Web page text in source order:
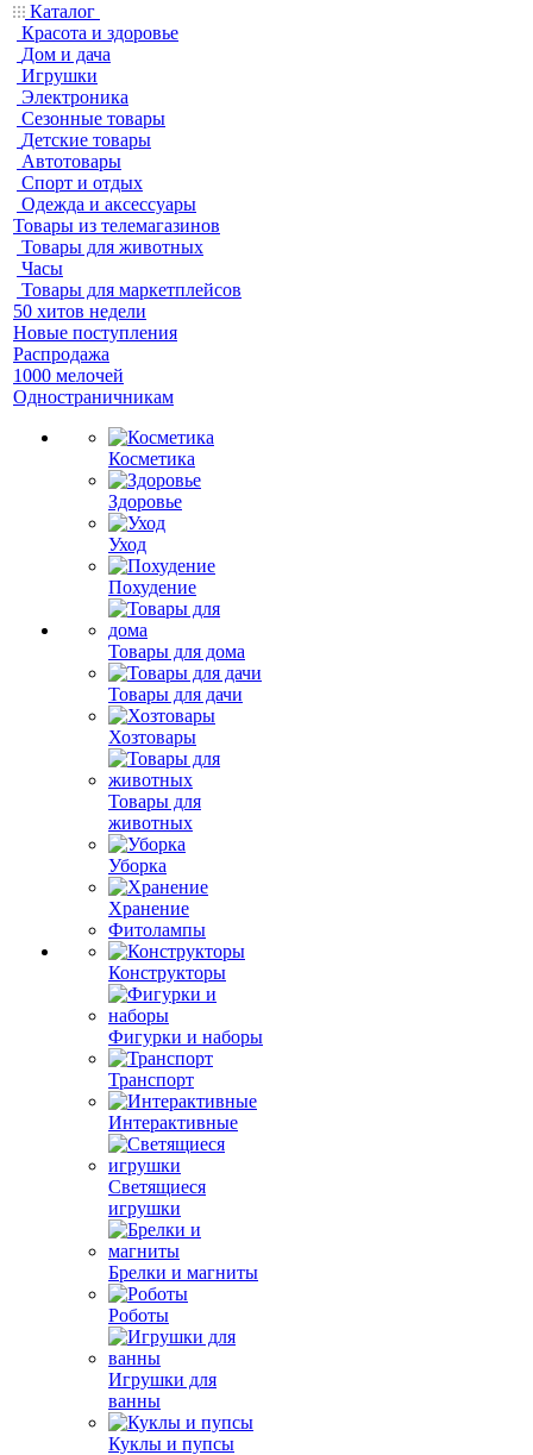
Каталог
Красота и здоровье
Дом и дача
Игрушки
Электроника
Сезонные товары
Детские товары
Автотовары
Спорт и отдых
Одежда и аксессуары
Товары из телемагазинов
Товары для животных
Часы
Товары для маркетплейсов
50 хитов недели
Новые поступления
Распродажа
1000 мелочей
Одностраничникам
Косметика
Здоровье
Уход
Похудение
Товары для дома
Товары для дачи
Хозтовары
Товары для
животных
Уборка
Хранение
Фитолампы
Конструкторы
Фигурки и наборы
Транспорт
Интерактивные
Светящиеся
игрушки
Брелки и магниты
Роботы
Игрушки для
ванны
Куклы и пупсы